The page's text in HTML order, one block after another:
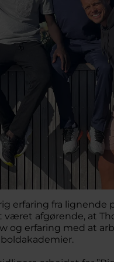
erfaring fra lignende
været afgørende, at
og erfaring med at